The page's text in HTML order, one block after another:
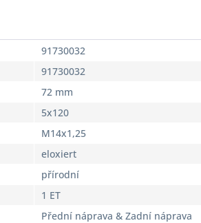
91730032
91730032
72 mm
5x120
M14x1,25
eloxiert
přírodní
1 ET
Přední náprava & Zadní náprava